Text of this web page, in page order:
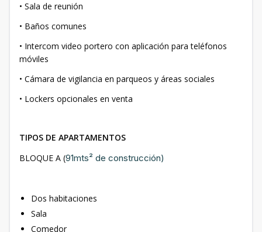
• Sala de reunión
• Baños comunes
• Intercom video portero con aplicación para teléfonos
móviles
• Cámara de vigilancia en parqueos y áreas sociales
• Lockers opcionales en venta
TIPOS DE APARTAMENTOS
BLOQUE A (91mts² de construcción)
Dos habitaciones
Sala
Comedor